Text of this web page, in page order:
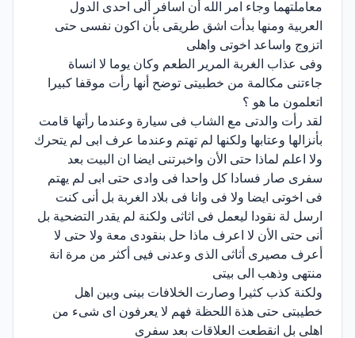
معاملتهما وجاء امر الله أن اسافر ألى احدى الدول
العربية ومنها بدأت اشق طريقى بأن اكون نفسى حتى
اتزوج واساعد اخوتى واهلى
وفى عذاب الغربة المرير الطعم وكان يوما لا انساة
جاءتنى مكالمة من خطبيتى توضح أنها رأت موقفا كبيرا
اتعلمون ما هو ؟
لقد رأت والدتى مع الشاب فى سيارة وعندما رأتها قامت
بأنزالها وعتابها ولكنها لم تهتم وعندما عرف ابى لم يتحرك
ولا اعلم لماذا حتى الأن واخبرتنى ايضا ان البيت بعد
سفرى صار فسادا كل واحدا فى وادى حتى ابى لم يهتم
فى اخوتى ايضا ولا فى وانا فى بلاد الغربة بل أنى كنت
ارسل لة نقودا ليعمل فى اثاثى ولكنة لم يقدر التضحية بل
أنى حتى الأن لا اعرف ماذا حل بنقودى معة ولا حتى لا
أعرف مصيرى أثاثى الذى وعدنى فيى أكثر من مرة انة
منتهى وذهب الى بيتى
ولكنة كذب كثيرا وصارت الخلافات بينى وبين اهل
خطيبتى حتى هذة اللحظة فهم لا يعرفون اى شىء من
اهلى بل انقطعت العلاقات بعد سفرى